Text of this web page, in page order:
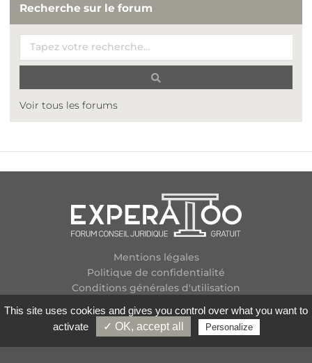
Recherche sur le forum
Voir tous les forums
Mentions légales
Politique de confidentialité
Conditions générales d'utilisation
Contactez-nous
Flux RSS
Copyright
2026 Experatoo.com - Tous droits réservés
This site uses cookies and gives you control over what you want to
activate
✓ OK, accept all Personalize